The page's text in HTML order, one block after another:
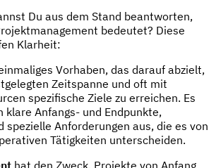
Du aus dem Stand beantworten,
bedeutet? Diese
Klarheit:
Vorhaben, das darauf abzielt,
Zeitspanne und oft mit
spezifische Ziele zu erreichen. Es
klare Anfangs- und Endpunkte,
spezielle Anforderungen aus, die es von
Tätigkeiten unterscheiden.